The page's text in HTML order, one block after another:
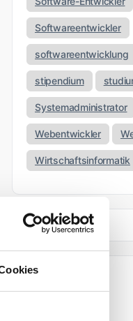
Softwareentwickler
softwareentwicklung
stipendium
Systemadministrator
Webentwickler
Wirtschaftsinformatik